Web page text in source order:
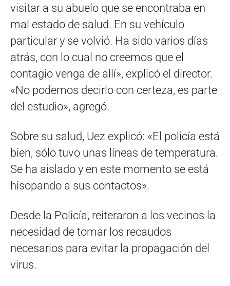
visitar a su abuelo que se encontraba en
mal estado de salud. En su vehículo
particular y se volvió. Ha sido varios días
atrás, con lo cual no creemos que el
contagio venga de allí», explicó el director.
«No podemos decirlo con certeza, es parte
del estudio», agregó.
Sobre su salud, Uez explicó: «El policía está
bien, sólo tuvo unas líneas de temperatura.
Se ha aislado y en este momento se está
hisopando a sus contactos».
Desde la Policía, reiteraron a los vecinos la
necesidad de tomar los recaudos
necesarios para evitar la propagación del
virus.